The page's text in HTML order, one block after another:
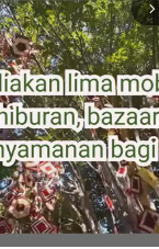
arrow_forward_ios